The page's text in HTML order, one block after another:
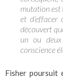
mutation est
et d’effacer
découvert
un ou
conscience
Fisher poursuit